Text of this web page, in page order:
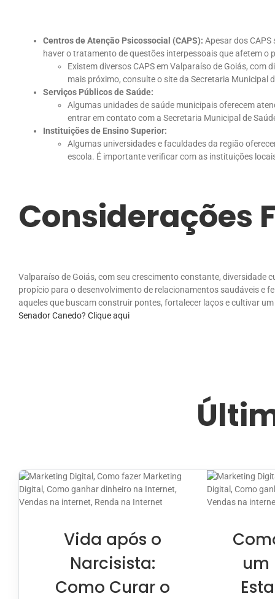
Centros de Atenção Psicossocial (CAPS): Apesar dos
haver o tratamento de questões interpessoais que afetem
Existem diversos CAPS em Valparaíso de Goiás,
mais próximo, consulte o site da Secretaria Municipal
Serviços Públicos de Saúde:
Algumas unidades de saúde municipais oferecem
entrar em contato com a Secretaria Municipal de
Instituições de Ensino Superior:
Algumas universidades e faculdades da região
escola. É importante verificar com as instituições
Considerações
Valparaíso de Goiás, com seu crescimento constante, diversidade
propício para o desenvolvimento de relacionamentos saudáveis e
aqueles que buscam construir pontes, fortalecer laços e cultivar
Senador Canedo? Clique aqui
Vida após o
Narcisista:
Como Curar o
um